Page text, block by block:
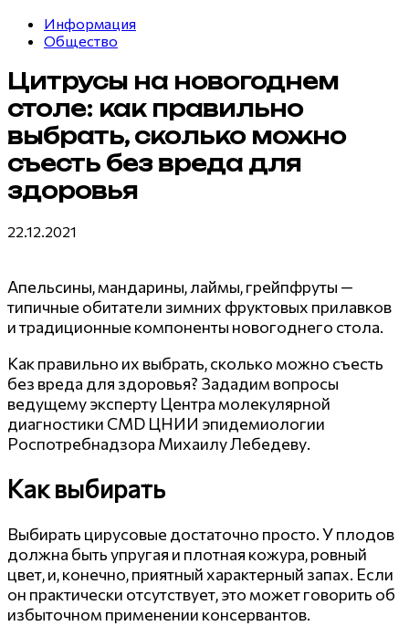
Информация
Общество
Цитрусы на новогоднем
столе: как правильно
выбрать, сколько можно
съесть без вреда для
здоровья
22.12.2021
Апельсины, мандарины, лаймы, грейпфруты —
типичные обитатели зимних фруктовых прилавков
и традиционные компоненты новогоднего стола.
Как правильно их выбрать, сколько можно съесть
без вреда для здоровья? Зададим вопросы
ведущему эксперту Центра молекулярной
диагностики CMD ЦНИИ эпидемиологии
Роспотребнадзора Михаилу Лебедеву.
Как выбирать
Выбирать цирусовые достаточно просто. У плодов
должна быть упругая и плотная кожура, ровный
цвет, и, конечно, приятный характерный запах. Если
он практически отсутствует, это может говорить об
избыточном применении консервантов.